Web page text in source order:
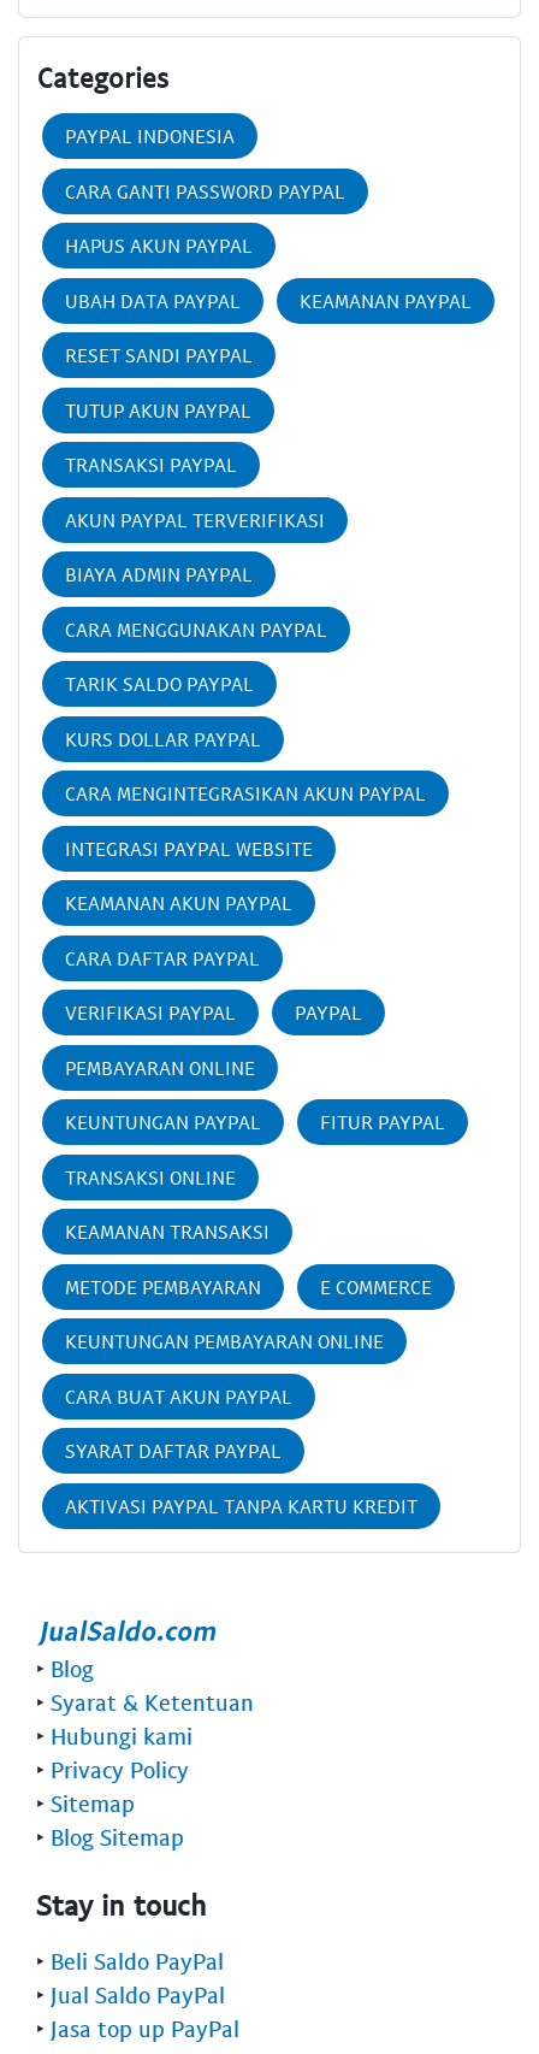
Categories
PAYPAL INDONESIA
CARA GANTI PASSWORD PAYPAL
HAPUS AKUN PAYPAL
UBAH DATA PAYPAL KEAMANAN PAYPAL
RESET SANDI PAYPAL
TUTUP AKUN PAYPAL
TRANSAKSI PAYPAL
AKUN PAYPAL TERVERIFIKASI
BIAYA ADMIN PAYPAL
CARA MENGGUNAKAN PAYPAL
TARIK SALDO PAYPAL
KURS DOLLAR PAYPAL
CARA MENGINTEGRASIKAN AKUN PAYPAL
INTEGRASI PAYPAL WEBSITE
KEAMANAN AKUN PAYPAL
CARA DAFTAR PAYPAL
VERIFIKASI PAYPAL PAYPAL
PEMBAYARAN ONLINE
KEUNTUNGAN PAYPAL FITUR PAYPAL
TRANSAKSI ONLINE
KEAMANAN TRANSAKSI
METODE PEMBAYARAN E COMMERCE
KEUNTUNGAN PEMBAYARAN ONLINE
CARA BUAT AKUN PAYPAL
SYARAT DAFTAR PAYPAL
AKTIVASI PAYPAL TANPA KARTU KREDIT
‣ Blog
‣ Syarat & Ketentuan
‣ Hubungi kami
‣ Privacy Policy
‣ Sitemap
‣ Blog Sitemap
Stay in touch
‣ Beli Saldo PayPal
‣ Jual Saldo PayPal
‣ Jasa top up PayPal